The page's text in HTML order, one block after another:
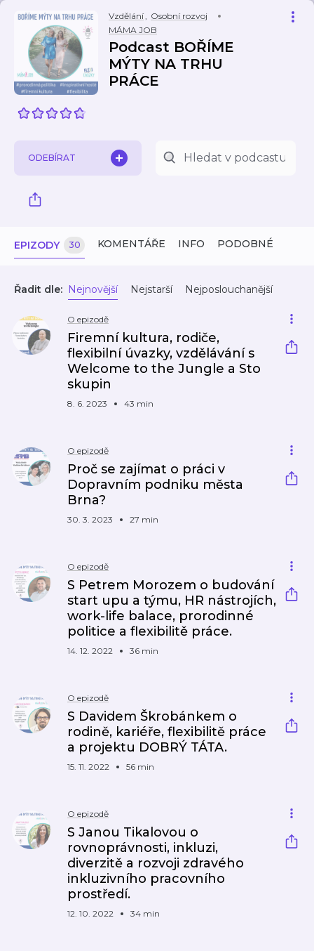
Vzdělání, Osobní rozvoj
MÁMA JOB
Podcast BOŘÍME
MÝTY NA TRHU
PRÁCE
ODEBÍRAT
EPIZODY 30 KOMENTÁŘE INFO PODOBNÉ
Řadit dle: Nejnovější Nejstarší Nejposlouchanější
O epizodě
Firemní kultura, rodiče,
flexibilní úvazky, vzdělávání s
Welcome to the Jungle a Sto
skupin
8. 6. 2023 43 min
O epizodě
Proč se zajímat o práci v
Dopravním podniku města
Brna?
30. 3. 2023 27 min
O epizodě
S Petrem Morozem o budování
start upu a týmu, HR nástrojích,
work-life balace, prorodinné
politice a flexibilitě práce.
14. 12. 2022 36 min
O epizodě
S Davidem Škrobánkem o
rodině, kariéře, flexibilitě práce
a projektu DOBRÝ TÁTA.
15. 11. 2022 56 min
O epizodě
S Janou Tikalovou o
rovnoprávnosti, inkluzi,
diverzitě a rozvoji zdravého
inkluzivního pracovního
prostředí.
12. 10. 2022 34 min